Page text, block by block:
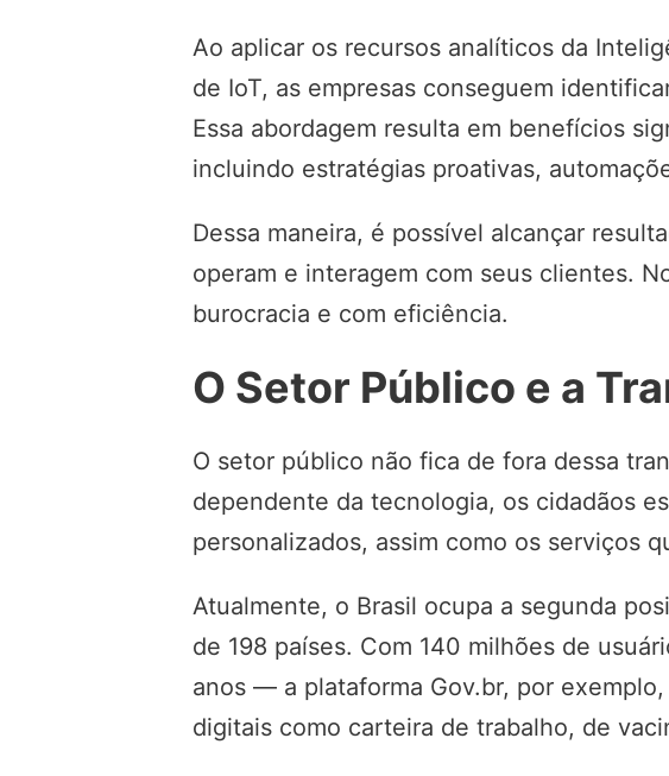
Ao aplicar os recursos analíticos da
de IoT, as empresas conseguem
Essa abordagem resulta em benefícios
incluindo estratégias proativas,
Dessa maneira, é possível alcançar
operam e interagem com seus clientes.
burocracia e com eficiência.
O Setor Público e a
O setor público não fica de fora dessa
dependente da tecnologia, os cidadãos
personalizados, assim como os serviços
Atualmente, o Brasil ocupa a segunda
de 198 países. Com 140 milhões de
anos — a plataforma Gov.br, por
digitais como carteira de trabalho, de